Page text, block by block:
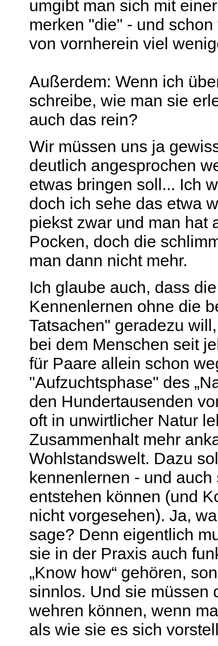
umgibt man sich mit
merken "die" - und
von vornherein viel
Außerdem: Wenn ich
schreibe, wie man sie
auch das rein?
Wir müssen uns ja
deutlich angesprochen
etwas bringen soll... Ich
doch ich sehe das etwa
piekst zwar und man hat
Pocken, doch die
man dann nicht mehr.
Ich glaube auch, dass
Kennenlernen ohne die
Tatsachen" geradezu
bei dem Menschen seit
für Paare allein schon
"Aufzuchtsphase" des
den Hundertausenden
oft in unwirtlicher Natur
Zusammenhalt mehr
Wohlstandswelt. Dazu
kennenlernen - und
entstehen können (und
nicht vorgesehen). Ja,
sage? Denn eigentlich
sie in der Praxis auch
„Know how“ gehören,
sinnlos. Und sie müssen
wehren können, wenn
als wie sie es sich